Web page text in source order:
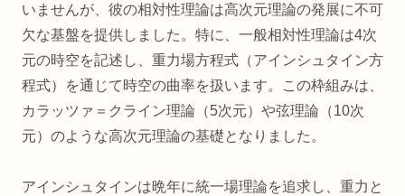
いませんが、彼の相対性理論は高次元理論の発展に不可
欠な基盤を提供しました。特に、一般相対性理論は4次
元の時空を記述し、重力場方程式（アインシュタイン方
程式）を通じて時空の曲率を扱います。この枠組みは、
カラッツァ＝クライン理論（5次元）や弦理論（10次
元）のような高次元理論の基礎となりました。
アインシュタインは晩年に統一場理論を追求し、重力と